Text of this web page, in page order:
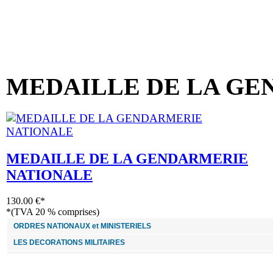
MEDAILLE DE LA
MEDAILLE DE LA GENDARMERIE
NATIONALE
130.00 €*
*(TVA 20 % comprises)
ORDRES NATIONAUX et MINISTERIELS
LES DECORATIONS MILITAIRES